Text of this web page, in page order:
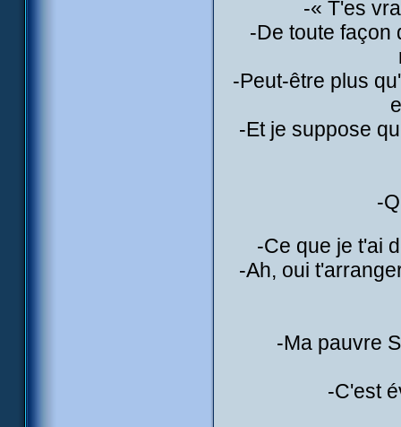
-« T'es
-De toute façon
-Peut-être plus
-Et je suppose
-
-Ce que je t'ai
-Ah, oui
-Ma pauvre
-C'est